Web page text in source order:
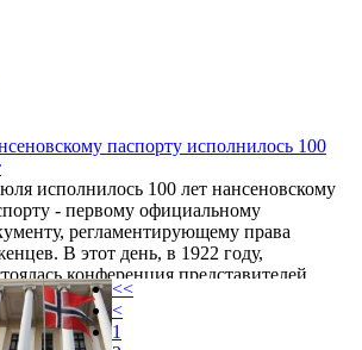
паспорту исполнилось 100
исполнилось 100 лет нансеновскому
- первому официальному
регламентирующему права
В этот день, в 1922 году,
конференция представителей
Лиги Наций, на которой, по
известного полярного
общественного деятеля и
<<
<
1